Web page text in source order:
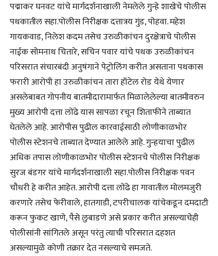
पद्माकर घनवट यांचे मार्गदर्शनाखाली नेमलेले गुन्हे शाखेचे पोलीस
पथकातील सहा.पोलीस निरीक्षक दत्तात्रय गुंड, पोहवा. महेश
गायकवाड, निलेश कदम तसेच उरुळीकांचन दुरक्षेत्राचे पोलीस
नाईक सोमनाथ चितारे, सचिन पवार यांचे पथक उरुळीकांचन
परिसरात संचारबंदी अनुषंगाने पेट्रोलिंग करीत असताना पथकास
फरारी आरोपी हा उरुळीकांचन तारा हॉटेल रोड येथे येणार
असलेबाबत गोपनीय बातमीदारामार्फत मिळालेलेल्या बातमीवरुन
मुख्य आरोपी दत्ता लोंढे यास सापळा रचून शिताफीने ताब्यात
घेतलेले आहे. आरोपीस पुढील कारवाईसाठी लोणीकाळभोर
पोलीस स्टेशनचे ताब्यात देण्यात आलेले आहे. गुन्हयाचा पुढील
अधिक तपास लोणीकाळभोर पोलीस स्टेशनचे पोलीस निरीक्षक
सुरज बंडगर यांचे मार्गदर्शनाखाली सहा.पोलीस निरीक्षक पवन
चौधरी हे करीत आहेत. आरोपी दत्ता लोंढे हा गावातील मोलमजुरी
करणारे तसेच फेरीवाले, हातगाडी, टपरीचालक यांचेकडून दमदाटी
करून फुकट खाणे, पैसे लुबाडणे असे प्रकार करीत असल्याचेही
पोलीसांनी सांगितले असून परंतु त्याची परिसरात दहशत
असल्यामुळे कोणी तक्रार देत नसल्याचे समजते.